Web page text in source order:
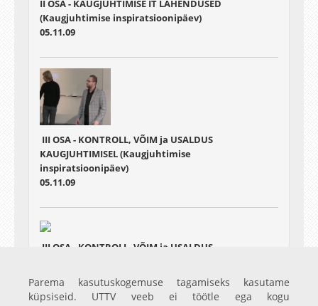
II OSA - KAUGJUHTIMISE IT LAHENDUSED
(Kaugjuhtimise inspiratsioonipäev)
05.11.09
III OSA - KONTROLL, VÕIM ja USALDUS
KAUGJUHTIMISEL (Kaugjuhtimise
inspiratsioonipäev)
05.11.09
III OSA - KONTROLL, VÕIM ja USALDUS
inspiratsioonipäev)
05.11.09
Parema kasutuskogemuse tagamiseks kasutame
küpsiseid. UTTV veeb ei töötle ega kogu